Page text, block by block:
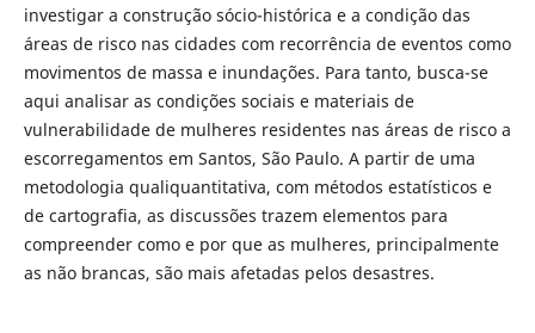
investigar a construção sócio-histórica e a condição das
áreas de risco nas cidades com recorrência de eventos como
movimentos de massa e inundações. Para tanto, busca-se
aqui analisar as condições sociais e materiais de
vulnerabilidade de mulheres residentes nas áreas de risco a
escorregamentos em Santos, São Paulo. A partir de uma
metodologia qualiquantitativa, com métodos estatísticos e
de cartografia, as discussões trazem elementos para
compreender como e por que as mulheres, principalmente
as não brancas, são mais afetadas pelos desastres.